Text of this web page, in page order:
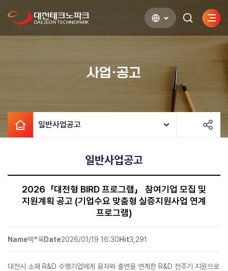
검색하기사이
열기
사업·공고
일반사업공고
일반사업공고
2026「대전형 BIRD 프로그램」 참여기업 모집 및
지원계획 공고 (기업수요 맞춤형 실증지원사업 연계
프로그램)
Name박*욱Date2026/01/19 16:30Hit3,291
대전시 소재 R&D 수행기업에게 융자와 출연을 연계한 R&D 전주기 지원으로